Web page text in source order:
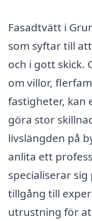
Fasadtvätt i
som syftar till
och i gott skick.
om villor,
fastigheter, kan
göra stor
livslängden på
anlita ett
specialiserar
tillgång till
utrustning för